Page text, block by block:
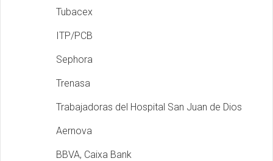
Tubacex
ITP/PCB
Sephora
Trenasa
Trabajadoras del Hospital San Juan de Dios
Aernova
BBVA, Caixa Bank